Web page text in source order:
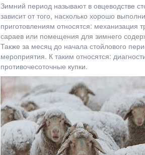
Зимний период называют в овцеводстве
зависит от того, насколько хорошо
приготовлениям относятся: механизация
сараев или помещения для зимнего
Также за месяц до начала стойлового
мероприятия. К таким относятся:
противочесоточные купки.